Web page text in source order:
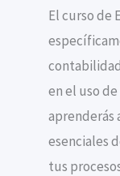
El curso de
en el uso de
aprenderás
esenciales
tus